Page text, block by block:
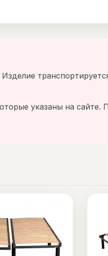
указаны на сайте.